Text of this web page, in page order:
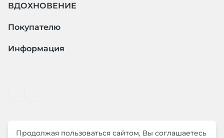
ВДОХНОВЕНИЕ
Покупателю
Информация
Продолжая пользоваться сайтом, Вы соглашаетесь